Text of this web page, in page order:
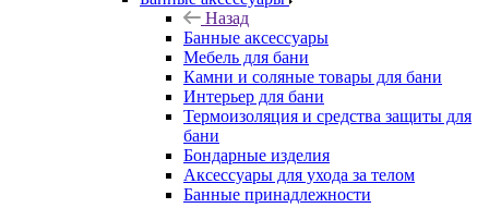
Назад
Банные аксессуары
Мебель для бани
Камни и соляные товары для бани
Интерьер для бани
Термоизоляция и средства защиты для
бани
Бондарные изделия
Аксеcсуары для ухода за телом
Банные принадлежности